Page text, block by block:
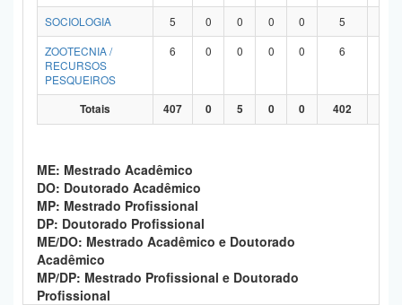
SOCIOLOGIA
5 0 0 0 0 5
ZOOTECNIA /
RECURSOS
PESQUEIROS
6 0 0 0 0 6
Totais 407 0 5 0 0 402
ME: Mestrado Acadêmico
DO: Doutorado Acadêmico
MP: Mestrado Profissional
DP: Doutorado Profissional
ME/DO: Mestrado Acadêmico e Doutorado
Acadêmico
MP/DP: Mestrado Profissional e Doutorado
Profissional